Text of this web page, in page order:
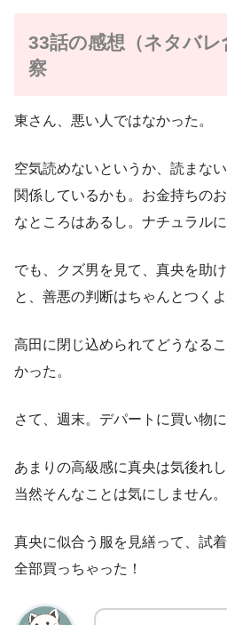
33話の感想（ネタバレ
察
東さん、悪い人ではなかった。
空気読めないというか、読まな
関係しているかも。お金持ちの
なところはあるし。ナチュラル
でも、クズ男を見て、真央を助
と、善悪の判断はちゃんとつくよ
高田に閉じ込められてどうなる
かった。
さて、週末。デパートに買い物
あまりの高級感に真央は気後れ
当然そんなことは気にしません。
真央に似合う服を見繕って、試
全部買っちゃった！